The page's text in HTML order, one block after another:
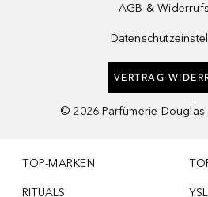
AGB &
VERTRAG
© 2026 Parfümerie Douglas
TOP-MARKEN
RITUALS